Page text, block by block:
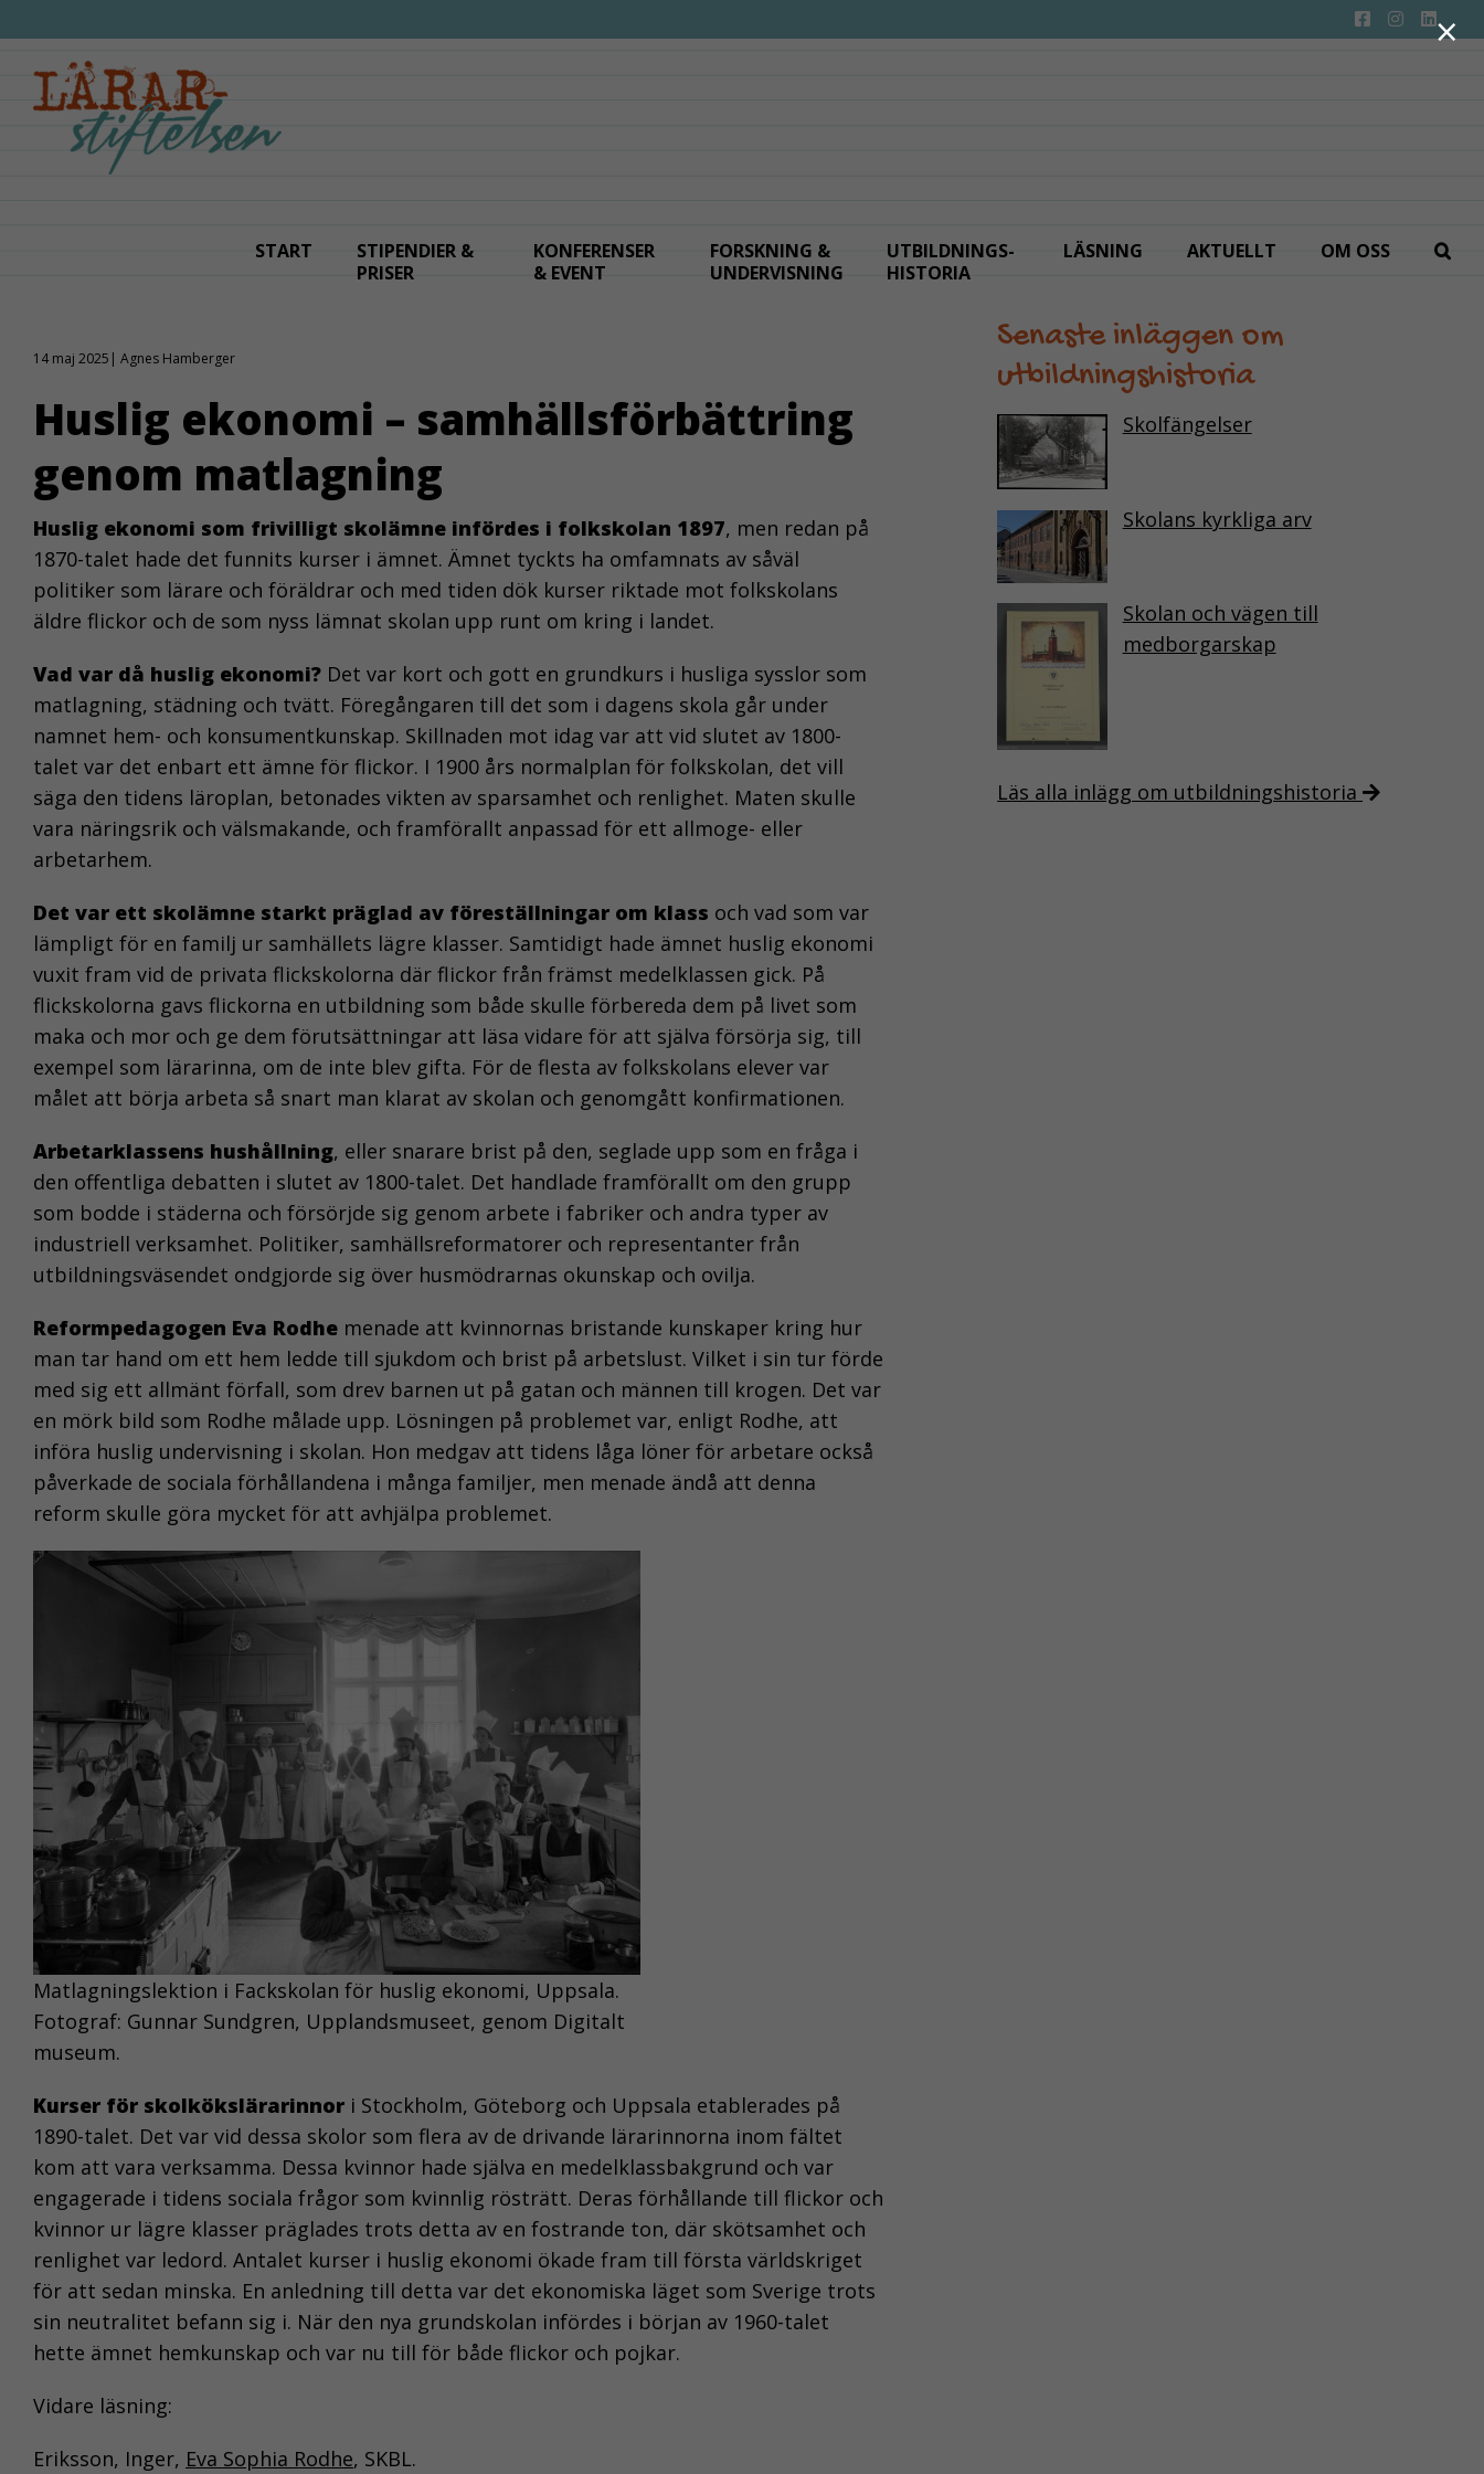
till
innehållet
START
STIPENDIER &
PRISER
KONFERENSER
& EVENT
FORSKNING &
UNDERVISNING
UTBILDNINGS­
HISTORIA
LÄSNING AKTUELLT OM OSS
14 maj 2025| Agnes Hamberger
Huslig ekonomi – samhällsförbättring
genom matlagning
Huslig ekonomi som frivilligt skolämne infördes i folkskolan 1897, men redan på
1870-talet hade det funnits kurser i ämnet. Ämnet tyckts ha omfamnats av såväl
politiker som lärare och föräldrar och med tiden dök kurser riktade mot folkskolans
äldre flickor och de som nyss lämnat skolan upp runt om kring i landet.
Vad var då huslig ekonomi? Det var kort och gott en grundkurs i husliga sysslor som
matlagning, städning och tvätt. Föregångaren till det som i dagens skola går under
namnet hem- och konsumentkunskap. Skillnaden mot idag var att vid slutet av 1800-
talet var det enbart ett ämne för flickor. I 1900 års normalplan för folkskolan, det vill
säga den tidens läroplan, betonades vikten av sparsamhet och renlighet. Maten skulle
vara näringsrik och välsmakande, och framförallt anpassad för ett allmoge- eller
arbetarhem.
Det var ett skolämne starkt präglad av föreställningar om klass och vad som var
lämpligt för en familj ur samhällets lägre klasser. Samtidigt hade ämnet huslig ekonomi
vuxit fram vid de privata flickskolorna där flickor från främst medelklassen gick. På
flickskolorna gavs flickorna en utbildning som både skulle förbereda dem på livet som
maka och mor och ge dem förutsättningar att läsa vidare för att själva försörja sig, till
exempel som lärarinna, om de inte blev gifta. För de flesta av folkskolans elever var
målet att börja arbeta så snart man klarat av skolan och genomgått konfirmationen.
Arbetarklassens hushållning, eller snarare brist på den, seglade upp som en fråga i
den offentliga debatten i slutet av 1800-talet. Det handlade framförallt om den grupp
som bodde i städerna och försörjde sig genom arbete i fabriker och andra typer av
industriell verksamhet. Politiker, samhällsreformatorer och representanter från
utbildningsväsendet ondgjorde sig över husmödrarnas okunskap och ovilja.
Reformpedagogen Eva Rodhe menade att kvinnornas bristande kunskaper kring hur
man tar hand om ett hem ledde till sjukdom och brist på arbetslust. Vilket i sin tur förde
med sig ett allmänt förfall, som drev barnen ut på gatan och männen till krogen. Det var
en mörk bild som Rodhe målade upp. Lösningen på problemet var, enligt Rodhe, att
införa huslig undervisning i skolan. Hon medgav att tidens låga löner för arbetare också
påverkade de sociala förhållandena i många familjer, men menade ändå att denna
reform skulle göra mycket för att avhjälpa problemet.
Matlagningslektion i Fackskolan för huslig ekonomi, Uppsala.
Fotograf: Gunnar Sundgren, Upplandsmuseet, genom Digitalt
museum.
Kurser för skolkökslärarinnor i Stockholm, Göteborg och Uppsala etablerades på
1890-talet. Det var vid dessa skolor som flera av de drivande lärarinnorna inom fältet
kom att vara verksamma. Dessa kvinnor hade själva en medelklassbakgrund och var
engagerade i tidens sociala frågor som kvinnlig rösträtt. Deras förhållande till flickor och
kvinnor ur lägre klasser präglades trots detta av en fostrande ton, där skötsamhet och
renlighet var ledord. Antalet kurser i huslig ekonomi ökade fram till första världskriget
för att sedan minska. En anledning till detta var det ekonomiska läget som Sverige trots
sin neutralitet befann sig i. När den nya grundskolan infördes i början av 1960-talet
hette ämnet hemkunskap och var nu till för både flickor och pojkar.
Vidare läsning:
Eriksson, Inger, Eva Sophia Rodhe, SKBL.
Senaste inläggen om
utbildningshistoria
Skolfängelser
Skolans kyrkliga arv
Skolan och vägen till
medborgarskap
Läs alla inlägg om utbildningshistoria
×